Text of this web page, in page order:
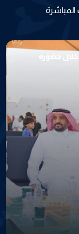
خلال حضوره